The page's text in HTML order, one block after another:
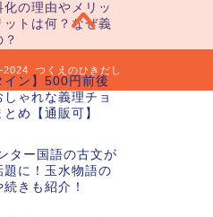
化の理由やメリッ
ットは何？なぜ義
イン】500円前後
ゃれな義理チョ
め【通販可】
ター国語の古文が
題に！玉水物語の
きも紹介！
つくえのひきだし